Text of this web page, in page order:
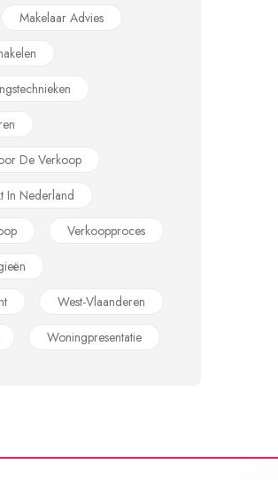
Makelaar Advies
De Verkoop
In Nederland
Verkoopproces
West-Vlaanderen
Woningpresentatie